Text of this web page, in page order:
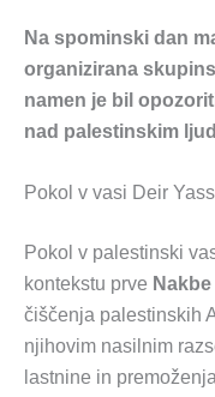
Na spominski dan
organizirana
namen je bil
nad palestinskim
Pokol v vasi Deir
Pokol v palestinski
kontekstu prve Nakbe
čiščenja palestinskih
njihovim nasilnim
lastnine in